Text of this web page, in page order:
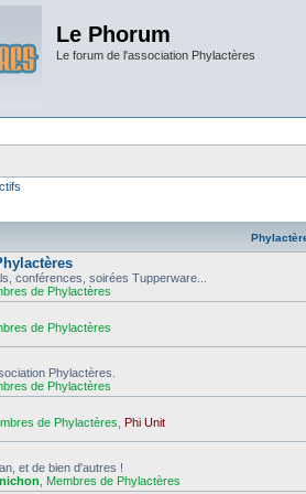
Le Phorum
Le forum de l'association Phylactères
conférences, soirées Tupperware...
de Phylactères
de Phylactères
Phylactères.
de Phylactères
de Phylactères Phi Unit
et de bien d'autres !
Membres de Phylactères